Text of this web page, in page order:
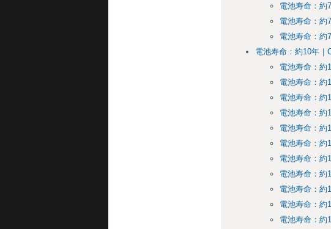
電池寿命：約
電池寿命：約
電池寿命：約
電池寿命：約10年｜
電池寿命：約
電池寿命：約
電池寿命：約
電池寿命：約
電池寿命：約
電池寿命：約
電池寿命：約
電池寿命：約
電池寿命：約
電池寿命：約
電池寿命：約